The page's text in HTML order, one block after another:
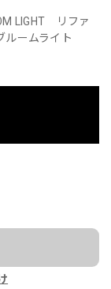
LIGHT リファ
ルームライト